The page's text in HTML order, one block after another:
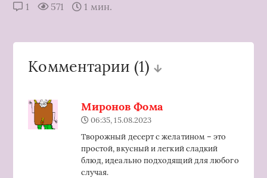
1 571 1 мин.
Комментарии (1)
Миронов Фома
06:35, 15.08.2023
Творожный десерт с желатином – это
простой, вкусный и легкий сладкий
блюд, идеально подходящий для любого
случая.